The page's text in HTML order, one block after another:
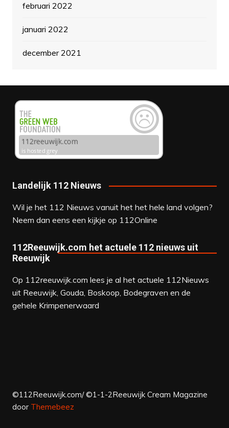
februari 2022
januari 2022
december 2021
Landelijk 112 Nieuws
Wil je het 112 Nieuws vanuit het het hele land volgen?
Neem dan eens een kijkje op 112Online
112Reeuwijk.com het actuele 112 nieuws uit
Reeuwijk
Op 112reeuwijk.com lees je al het actuele 112Nieuws
uit Reeuwijk, Gouda, Boskoop, Bodegraven en de
gehele Krimpenerwaard
©112Reeuwijk.com/ ©1-1-2ReeuwijkCream Magazine
door Themebeez